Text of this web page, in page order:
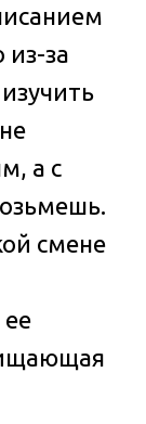
за
а с
смене
ее